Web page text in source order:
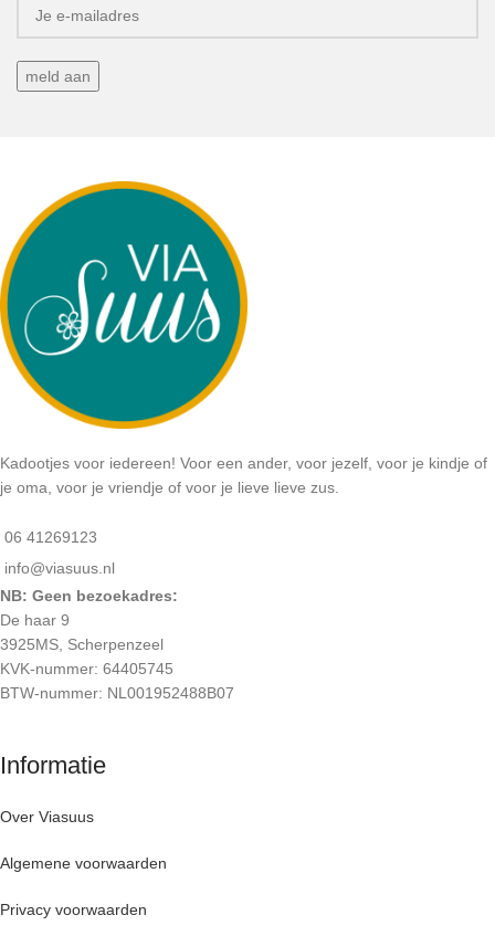
Kadootjes voor iedereen! Voor een ander, voor jezelf, voor je kindje of
je oma, voor je vriendje of voor je lieve lieve zus.
06 41269123
info@viasuus.nl
NB: Geen bezoekadres:
De haar 9
3925MS, Scherpenzeel
KVK-nummer: 64405745
BTW-nummer: NL001952488B07
Informatie
Over Viasuus
Algemene voorwaarden
Privacy voorwaarden